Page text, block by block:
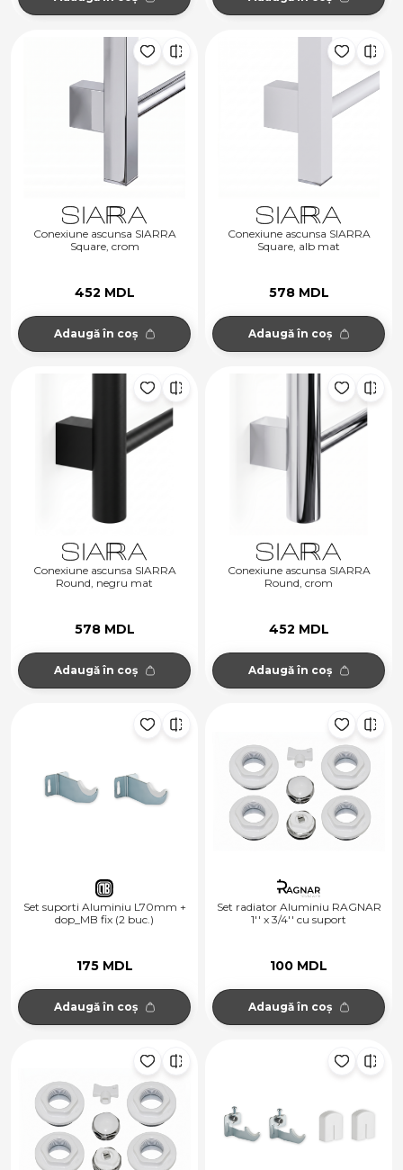
Conexiune ascunsa SIARRA
Square, crom
452 MDL
Adaugă în coș
Conexiune ascunsa SIARRA
Square, alb mat
578 MDL
Adaugă în coș
Conexiune ascunsa SIARRA
Round, negru mat
578 MDL
Adaugă în coș
Conexiune ascunsa SIARRA
Round, crom
452 MDL
Adaugă în coș
Set suporti Aluminiu L70mm +
dop_MB fix (2 buc.)
175 MDL
Adaugă în coș
Set radiator Aluminiu RAGNAR
1'' x 3/4'' cu suport
100 MDL
Adaugă în coș